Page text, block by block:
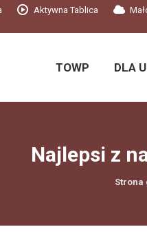
Aktywna Tablica
TOWP DLA
Najlepsi z
Strona